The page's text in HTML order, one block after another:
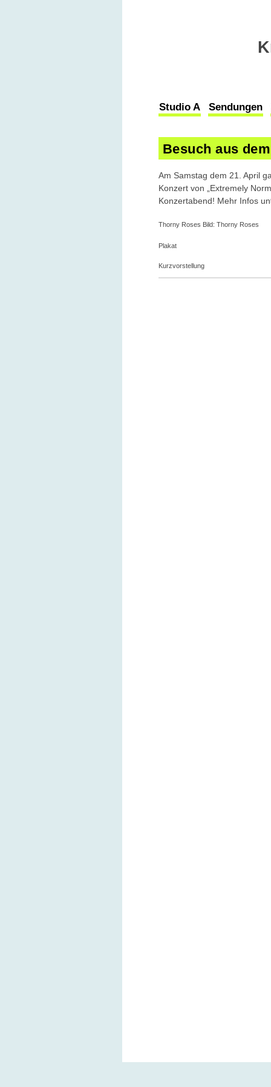
Studio A Sendungen
Besuch aus
Am Samstag dem 21. April
Konzert von „Extremely
Konzertabend! Mehr Infos
Thorny Roses Bild: Thorny Roses
Plakat
Kurzvorstellung